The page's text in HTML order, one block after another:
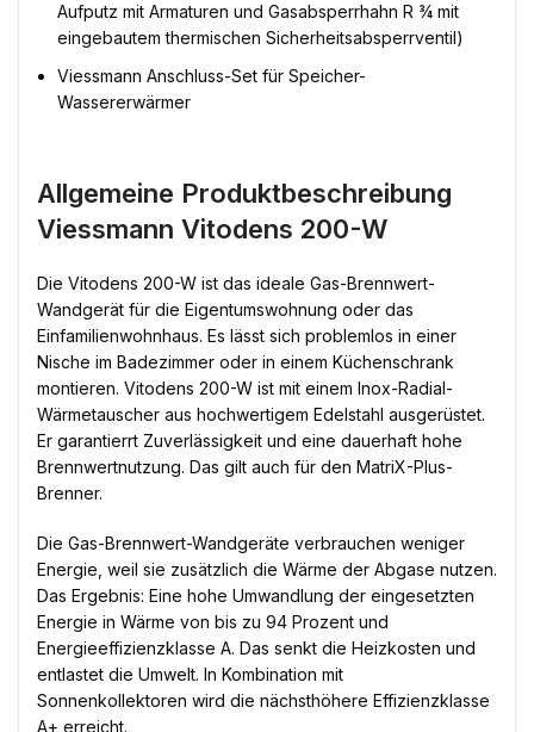
Aufputz mit Armaturen und Gasabsperrhahn R ¾ mit
eingebautem thermischen Sicherheitsabsperrventil)
Viessmann Anschluss-Set für Speicher-
Wassererwärmer
Allgemeine Produktbeschreibung
Viessmann Vitodens 200-W
Die Vitodens 200-W ist das ideale Gas-Brennwert-
Wandgerät für die Eigentumswohnung oder das
Einfamilienwohnhaus. Es lässt sich problemlos in einer
Nische im Badezimmer oder in einem Küchenschrank
montieren. Vitodens 200-W ist mit einem Inox-Radial-
Wärmetauscher aus hochwertigem Edelstahl ausgerüstet.
Er garantierrt Zuverlässigkeit und eine dauerhaft hohe
Brennwertnutzung. Das gilt auch für den MatriX-Plus-
Brenner.
Die Gas-Brennwert-Wandgeräte verbrauchen weniger
Energie, weil sie zusätzlich die Wärme der Abgase nutzen.
Das Ergebnis: Eine hohe Umwandlung der eingesetzten
Energie in Wärme von bis zu 94 Prozent und
Energieeffizienzklasse A. Das senkt die Heizkosten und
entlastet die Umwelt. In Kombination mit
Sonnenkollektoren wird die nächsthöhere Effizienzklasse
A+ erreicht.